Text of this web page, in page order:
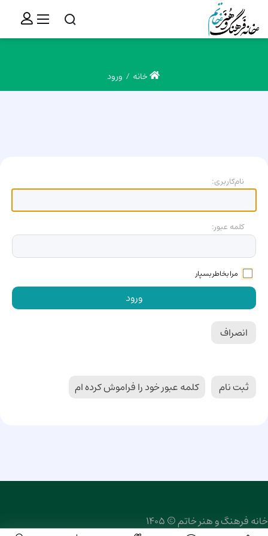
خانه ورود
نام‌کاربری:
کلمه عبور:
مرا بخاطر بسپار
ورود
انصراف
ثبت نام کلمه عبور خود را فراموش کرده ام
خانه فرهنگ و هنر خاتم © 1405